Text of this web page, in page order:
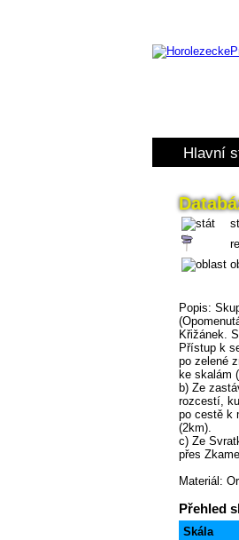
Hlavní
Popis:
Křižánek.
Přístup k
po zelené
ke skalám
b) Ze
rozcestí,
po cestě k
(2km).
c) Ze
přes
Materiál:
Přehled
Skála